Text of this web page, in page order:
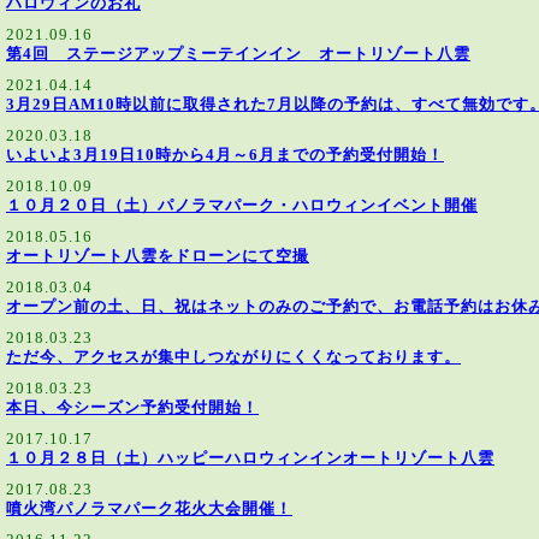
ハロウィンのお礼
2021.09.16
第4回 ステージアップミーテインイン オートリゾート八雲
2021.04.14
3月29日AM10時以前に取得された7月以降の予約は、すべて無効です。
2020.03.18
いよいよ3月19日10時から4月～6月までの予約受付開始！
2018.10.09
１０月２０日（土）パノラマパーク・ハロウィンイベント開催
2018.05.16
オートリゾート八雲をドローンにて空撮
2018.03.04
オープン前の土、日、祝はネットのみのご予約で、お電話予約はお休
2018.03.23
ただ今、アクセスが集中しつながりにくくなっております。
2018.03.23
本日、今シーズン予約受付開始！
2017.10.17
１０月２８日（土）ハッピーハロウィンインオートリゾート八雲
2017.08.23
噴火湾パノラマパーク花火大会開催！